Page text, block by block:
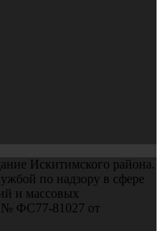
Искитимского района.
по надзору в сфере
и массовых
№ ФС77-81027 от